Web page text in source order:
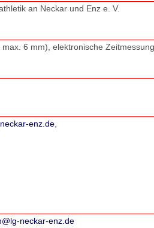
an Neckar und Enz e. V.
6 mm), elektronische
enz.de,
neckar-enz.de